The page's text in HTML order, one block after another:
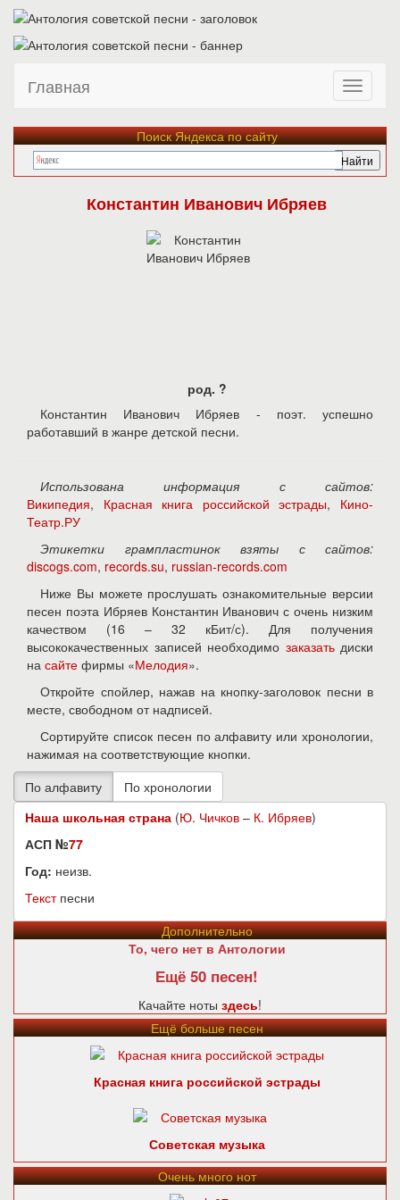
Главная
Поиск Яндекса по сайту
Константин Иванович Ибряев
род. ?
Константин Иванович Ибряев - поэт. успешно
работавший в жанре детской песни.
Использована информация с сайтов:
Википедия, Красная книга российской эстрады, Кино-
Театр.РУ
Этикетки грампластинок взяты с сайтов:
discogs.com, records.su, russian-records.com
Ниже Вы можете прослушать ознакомительные версии
песен поэта Ибряев Константин Иванович с очень низким
качеством (16 – 32 кБит/с). Для получения
высококачественных записей необходимо заказатьдиски
на сайте фирмы «Мелодия».
Откройте спойлер, нажав на кнопку-заголовок песни в
месте, свободном от надписей.
Сортируйте список песен по алфавиту или хронологии,
нажимая на соответствующие кнопки.
Наша школьная страна (Ю. Чичков – К. Ибряев)
АСП №77
Год: неизв.
Текстпесни
Дополнительно
То, чего нет в Антологии
Ещё 50 песен!
Качайте ноты здесь!
Ещё больше песен
Красная книга российской эстрады
Советская музыка
Очень много нот